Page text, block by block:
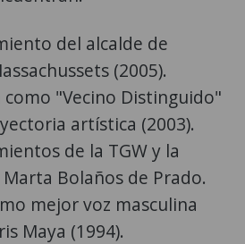
del alcalde de
(2005).
"Vecino Distinguido"
artística (2003).
de la TGW y la
Bolaños de Prado.
mejor voz masculina
Maya (1994).